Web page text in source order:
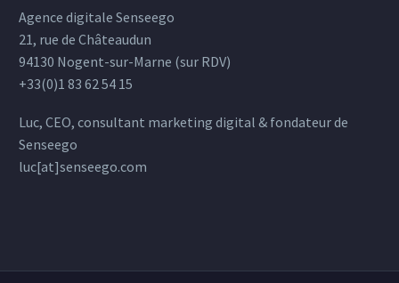
Agence digitale Senseego
21, rue de Châteaudun
94130 Nogent-sur-Marne (sur RDV)
+33(0)1 83 62 54 15
Luc, CEO, consultant marketing digital & fondateur de
Senseego
luc[at]senseego.com